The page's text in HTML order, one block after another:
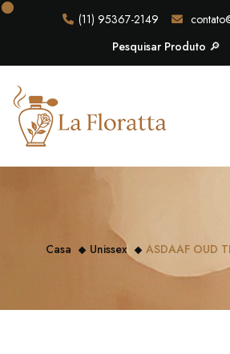
(11) 95367-2149
Pesquisar Produto 🔎
Casa Unissex ASDAAF OUD